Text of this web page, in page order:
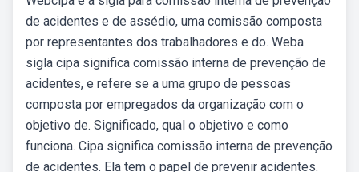
de acidentes e de assédio, uma comissão composta
por representantes dos trabalhadores e do. Weba
sigla cipa significa comissão interna de prevenção de
acidentes, e refere se a uma grupo de pessoas
composta por empregados da organização com o
objetivo de. Significado, qual o objetivo e como
funciona. Cipa significa comissão interna de prevenção
de acidentes. Ela tem o papel de prevenir acidentes.